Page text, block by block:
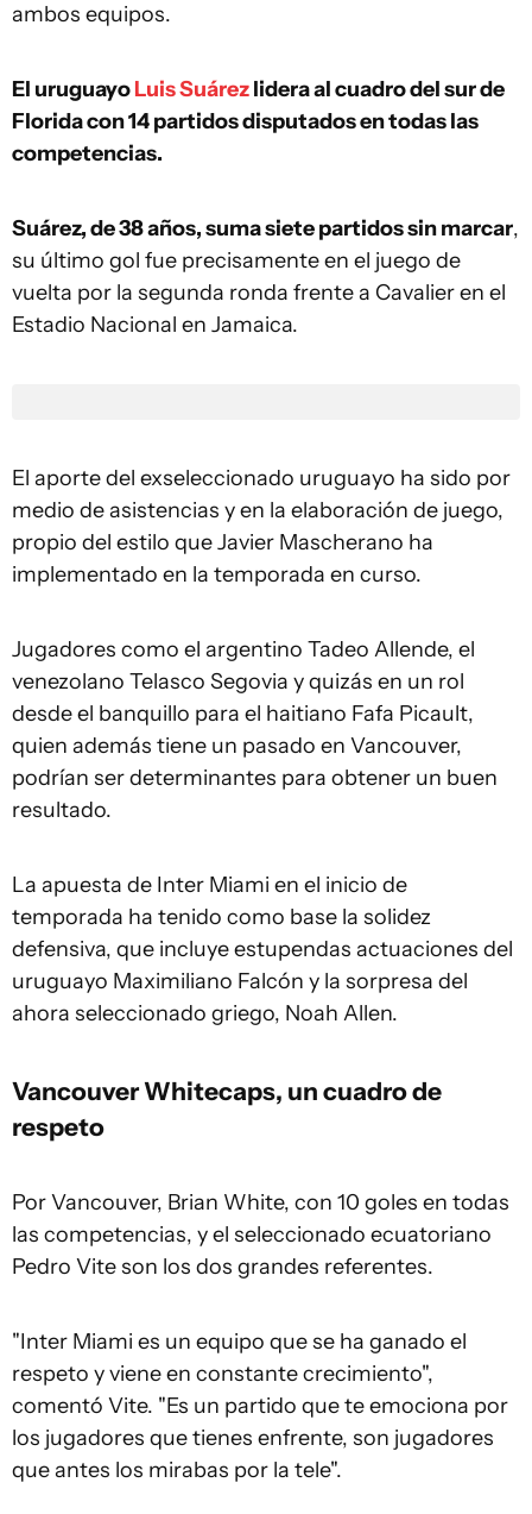
ambos equipos.
El uruguayoLuis Suárezlidera al cuadro del sur de
Florida con 14 partidos disputados en todas las
competencias.
Suárez, de 38 años, suma siete partidos sin marcar,
su último gol fue precisamente en el juego de
vuelta por la segunda ronda frente a Cavalier en el
Estadio Nacional en Jamaica.
El aporte del exseleccionado uruguayo ha sido por
medio de asistencias y en la elaboración de juego,
propio del estilo que Javier Mascherano ha
implementado en la temporada en curso.
Jugadores como el argentino Tadeo Allende, el
venezolano Telasco Segovia y quizás en un rol
desde el banquillo para el haitiano Fafa Picault,
quien además tiene un pasado en Vancouver,
podrían ser determinantes para obtener un buen
resultado.
La apuesta de Inter Miami en el inicio de
temporada ha tenido como base la solidez
defensiva, que incluye estupendas actuaciones del
uruguayo Maximiliano Falcón y la sorpresa del
ahora seleccionado griego, Noah Allen.
Vancouver Whitecaps, un cuadro de
respeto
Por Vancouver, Brian White, con 10 goles en todas
las competencias, y el seleccionado ecuatoriano
Pedro Vite son los dos grandes referentes.
"Inter Miami es un equipo que se ha ganado el
respeto y viene en constante crecimiento",
comentó Vite. "Es un partido que te emociona por
los jugadores que tienes enfrente, son jugadores
que antes los mirabas por la tele".